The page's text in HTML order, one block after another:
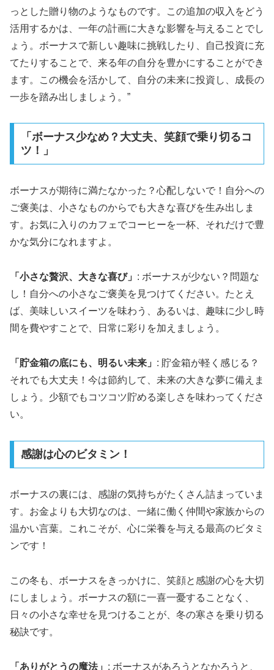
っとした贈り物のようなものです。この追加の収入をどう
活用するかは、一年の計画に大きな影響を与えることでし
ょう。ボーナスで新しい趣味に挑戦したり、自己投資に充
てたりすることで、来る年の自分を豊かにすることができ
ます。この機会を活かして、自分の未来に投資し、成長の
一歩を踏み出しましょう。”
「ボーナス少なめ？大丈夫、笑顔で乗り切るコ
ツ！」
ボーナスが期待に満たなかった？心配しないで！自分への
ご褒美は、小さなものからでも大きな喜びを生み出しま
す。お気に入りのカフェでコーヒーを一杯、それだけで豊
かな気分になれますよ。
「小さな贅沢、大きな喜び」 : ボーナスが少ない？問題な
し！自分への小さなご褒美を見つけてください。たとえ
ば、美味しいスイーツを味わう、あるいは、趣味に少し時
間を費やすことで、日常に彩りを加えましょう。
「貯金箱の底にも、明るい未来」 : 貯金箱が軽く感じる？
それでも大丈夫！今は節約して、未来の大きな夢に備えま
しょう。少額でもコツコツ貯める楽しさを味わってくださ
い。
感謝は心のビタミン！
ボーナスの裏には、感謝の気持ちがたくさん詰まっていま
す。お金よりも大切なのは、一緒に働く仲間や家族からの
温かい言葉。これこそが、心に栄養を与える最高のビタミ
ンです！
この冬も、ボーナスをきっかけに、笑顔と感謝の心を大切
にしましょう。ボーナスの額に一喜一憂することなく、
日々の小さな幸せを見つけることが、冬の寒さを乗り切る
秘訣です。
「ありがとうの魔法」 : ボーナスがあろうとなかろうと、